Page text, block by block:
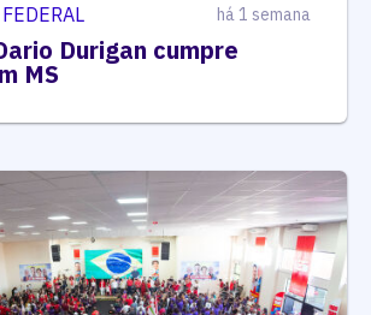
há 1 semana
Durigan cumpre
MS